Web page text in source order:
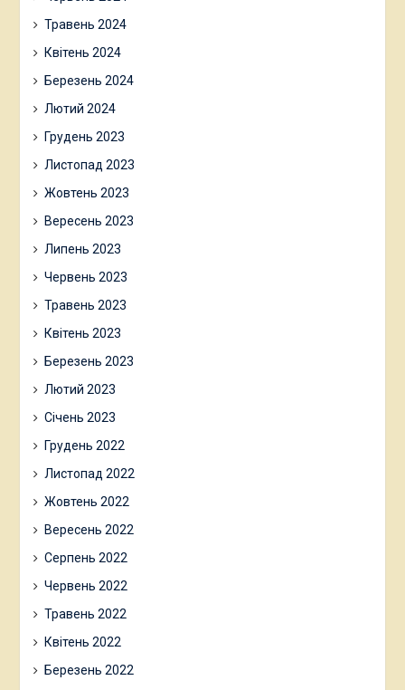
Травень 2024
Квітень 2024
Березень 2024
Лютий 2024
Грудень 2023
Листопад 2023
Жовтень 2023
Вересень 2023
Липень 2023
Червень 2023
Травень 2023
Квітень 2023
Березень 2023
Лютий 2023
Січень 2023
Грудень 2022
Листопад 2022
Жовтень 2022
Вересень 2022
Серпень 2022
Червень 2022
Травень 2022
Квітень 2022
Березень 2022